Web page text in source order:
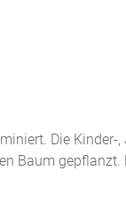
Die
Baum